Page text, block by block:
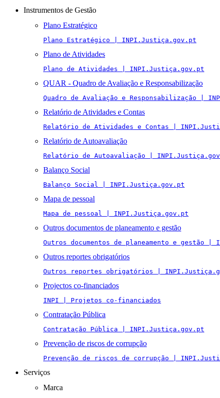
Instrumentos de Gestão
Plano Estratégico
Plano Estratégico | INPI.Justiça.gov.pt
Plano de Atividades
Plano de Atividades | INPI.Justiça.gov.pt
QUAR - Quadro de Avaliação e Responsabilização
Quadro de Avaliação e Responsabilização |
Relatório de Atividades e Contas
Relatório de Atividades e Contas |
Relatório de Autoavaliação
Relatório de Autoavaliação |
Balanço Social
Balanço Social | INPI.Justiça.gov.pt
Mapa de pessoal
Mapa de pessoal | INPI.Justiça.gov.pt
Outros documentos de planeamento e gestão
Outros documentos de planeamento e gestão
Outros reportes obrigatórios
Outros reportes obrigatórios |
Projectos co-financiados
INPI | Projetos co-financiados
Contratação Pública
Contratação Pública | INPI.Justiça.gov.pt
Prevenção de riscos de corrupção
Prevenção de riscos de corrupção |
Serviços
Marca